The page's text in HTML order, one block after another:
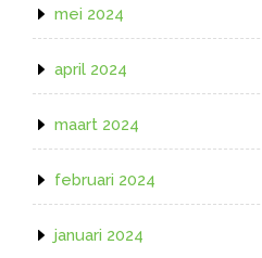
mei 2024
april 2024
maart 2024
februari 2024
januari 2024